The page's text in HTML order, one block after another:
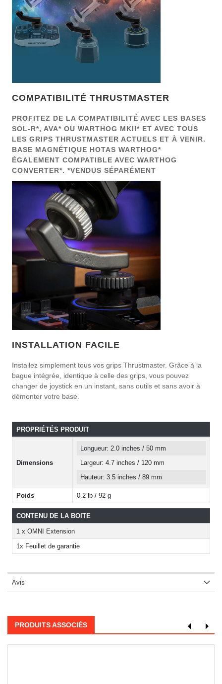
COMPATIBILITÉ THRUSTMASTER
PROFITEZ DE LA COMPATIBILITÉ AVEC LES BASES
SOL-R*, AVA* OU WARTHOG MKII* ET AVEC TOUS
LES GRIPS THRUSTMASTER ACTUELS ET À VENIR.
BASE MAGNÉTIQUE HOTAS WARTHOG*
ÉGALEMENT COMPATIBLE AVEC WARTHOG
CONVERTER*. *VENDUS SÉPARÉMENT
INSTALLATION FACILE
Installez simplement tous vos grips Thrustmaster. Grâce à la
bague intégrée, identique à celle des grips, vous pouvez
changer de joystick en un instant, sans outils et sans avoir à
démonter votre base.
PROPRIÉTÉS PRODUIT
Dimensions
Longueur: 2.0 inches / 50 mm
Largeur: 4.7 inches / 120 mm
Hauteur: 3.5 inches / 89 mm
Poids 0.2 lb / 92 g
CONTENU DE LA BOITE
1 x OMNI Extension
1x Feuillet de garantie
Avis
PRODUITS ASSOCIÉS